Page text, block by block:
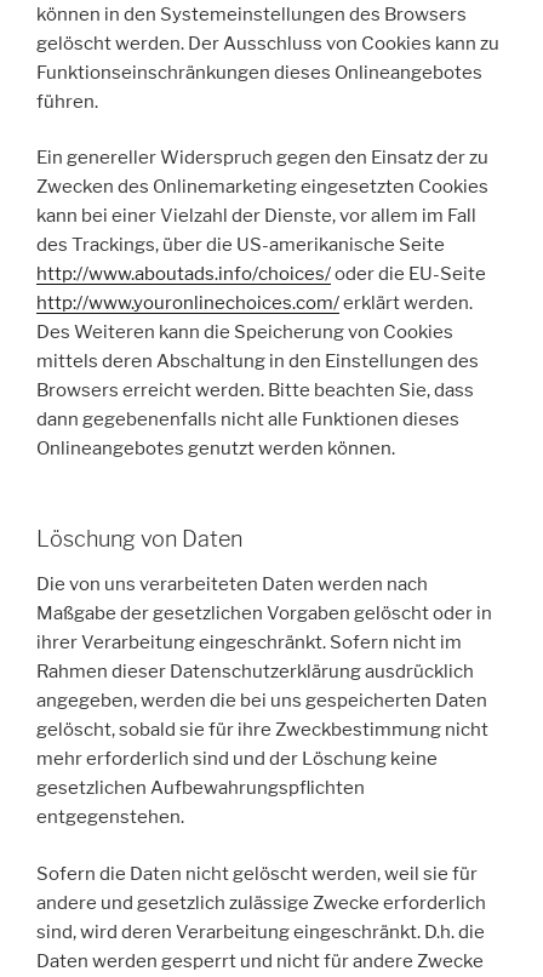
können in den Systemeinstellungen des Browsers
gelöscht werden. Der Ausschluss von Cookies kann zu
Funktionseinschränkungen dieses Onlineangebotes
führen.
Ein genereller Widerspruch gegen den Einsatz der zu
Zwecken des Onlinemarketing eingesetzten Cookies
kann bei einer Vielzahl der Dienste, vor allem im Fall
des Trackings, über die US-amerikanische Seite
http://www.aboutads.info/choices/oder die EU-Seite
http://www.youronlinechoices.com/erklärt werden.
Des Weiteren kann die Speicherung von Cookies
mittels deren Abschaltung in den Einstellungen des
Browsers erreicht werden. Bitte beachten Sie, dass
dann gegebenenfalls nicht alle Funktionen dieses
Onlineangebotes genutzt werden können.
Löschung von Daten
Die von uns verarbeiteten Daten werden nach
Maßgabe der gesetzlichen Vorgaben gelöscht oder in
ihrer Verarbeitung eingeschränkt. Sofern nicht im
Rahmen dieser Datenschutzerklärung ausdrücklich
angegeben, werden die bei uns gespeicherten Daten
gelöscht, sobald sie für ihre Zweckbestimmung nicht
mehr erforderlich sind und der Löschung keine
gesetzlichen Aufbewahrungspflichten
entgegenstehen.
Sofern die Daten nicht gelöscht werden, weil sie für
andere und gesetzlich zulässige Zwecke erforderlich
sind, wird deren Verarbeitung eingeschränkt. D.h. die
Daten werden gesperrt und nicht für andere Zwecke